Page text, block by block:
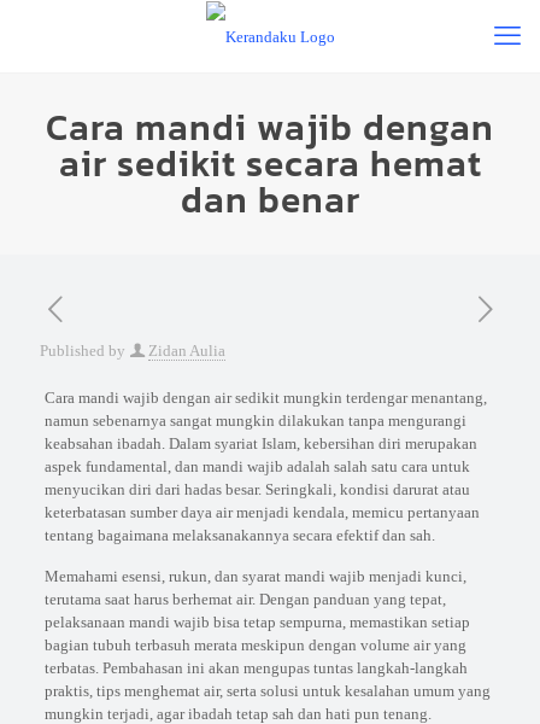
Cara mandi wajib dengan
air sedikit secara hemat
dan benar
Published by Zidan Aulia
Cara mandi wajib dengan air sedikit mungkin terdengar menantang,
namun sebenarnya sangat mungkin dilakukan tanpa mengurangi
keabsahan ibadah. Dalam syariat Islam, kebersihan diri merupakan
aspek fundamental, dan mandi wajib adalah salah satu cara untuk
menyucikan diri dari hadas besar. Seringkali, kondisi darurat atau
keterbatasan sumber daya air menjadi kendala, memicu pertanyaan
tentang bagaimana melaksanakannya secara efektif dan sah.
Memahami esensi, rukun, dan syarat mandi wajib menjadi kunci,
terutama saat harus berhemat air. Dengan panduan yang tepat,
pelaksanaan mandi wajib bisa tetap sempurna, memastikan setiap
bagian tubuh terbasuh merata meskipun dengan volume air yang
terbatas. Pembahasan ini akan mengupas tuntas langkah-langkah
praktis, tips menghemat air, serta solusi untuk kesalahan umum yang
mungkin terjadi, agar ibadah tetap sah dan hati pun tenang.